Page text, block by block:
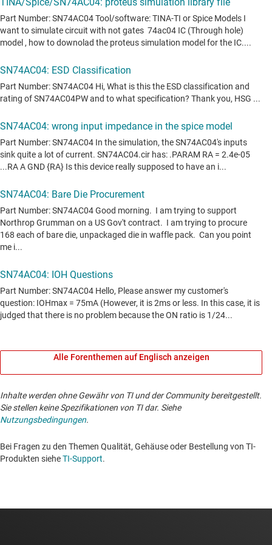
Alle Forenthemen auf Englisch anzeigen
Inhalte werden ohne Gewähr von TI und der Community bereitgestellt.
Sie stellen keine Spezifikationen von TI dar. Siehe
Nutzungsbedingungen.
Bei Fragen zu den Themen Qualität, Gehäuse oder Bestellung von TI-
Produkten sieheTI-Support. ​​​​​​​​​​​​​​